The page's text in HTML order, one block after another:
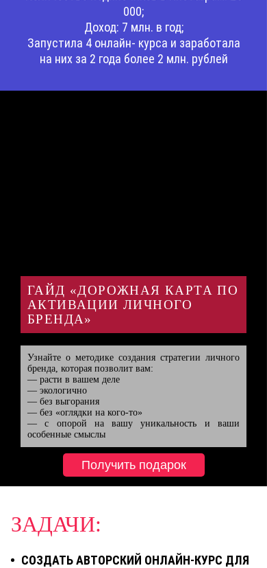
000;
Доход: 7 млн. в год;
Запустила 4 онлайн- курса и заработала
на них за 2 года более 2 млн. рублей
ГАЙД «ДОРОЖНАЯ КАРТА ПО
АКТИВАЦИИ ЛИЧНОГО
БРЕНДА»
Узнайте о методике создания стратегии личного
бренда, которая позволит вам:
— расти в вашем деле
— экологично
— без выгорания
— без «оглядки на кого-то»
— с опорой на вашу уникальность и ваши
особенные смыслы
Получить подарок
ЗАДАЧИ:
CОЗДАТЬ АВТОРСКИЙ ОНЛАЙН-КУРС ДЛЯ